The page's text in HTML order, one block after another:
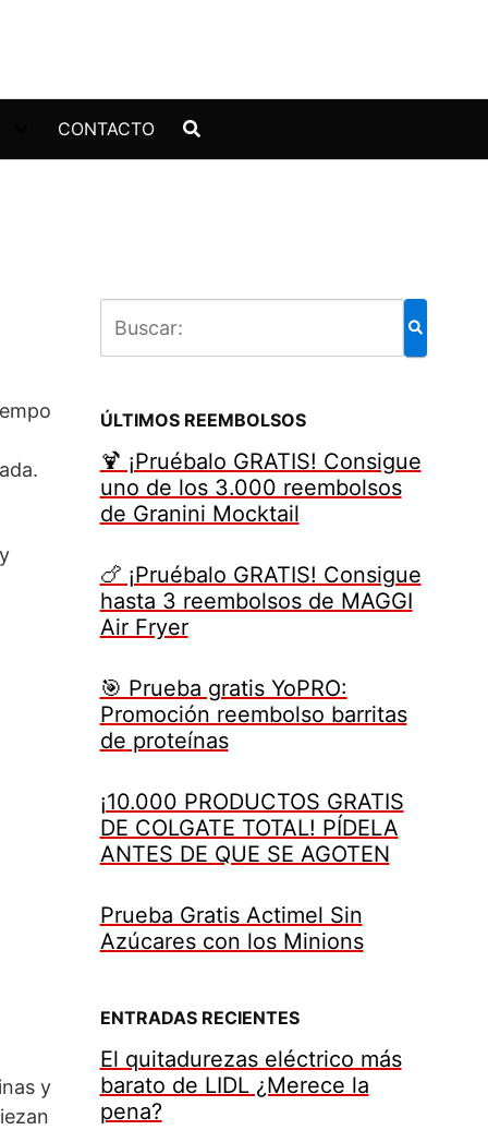
CONTACTO
y
ÚLTIMOS REEMBOLSOS
🍹 ¡Pruébalo GRATIS! Consigue
uno de los 3.000 reembolsos
de Granini Mocktail
🍗 ¡Pruébalo GRATIS! Consigue
hasta 3 reembolsos de MAGGI
Air Fryer
🎯 Prueba gratis YoPRO:
Promoción reembolso barritas
de proteínas
¡10.000 PRODUCTOS GRATIS
DE COLGATE TOTAL! PÍDELA
ANTES DE QUE SE AGOTEN
Prueba Gratis Actimel Sin
Azúcares con los Minions
ENTRADAS RECIENTES
El quitadurezas eléctrico más
barato de LIDL ¿Merece la
pena?